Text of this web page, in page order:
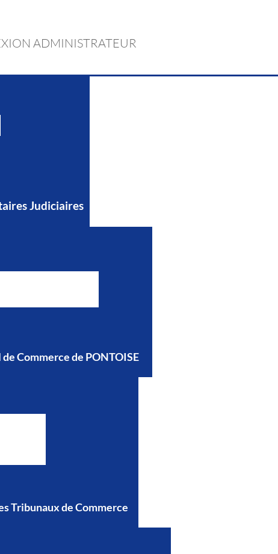
ADMINISTRATEUR
Judiciaires
Commerce de PONTOISE
Tribunaux de Commerce